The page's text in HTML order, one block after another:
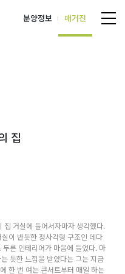
분양정보 매거진
집
집 거실에 들어서자마자 생각했다.
이 반듯한 정사각형 구조인 데다
른 인테리어가 마음에 들었다. 마
듯한 느낌을 받았다는 그는 지금
한 번 여는 콘서트부터 매일 하는